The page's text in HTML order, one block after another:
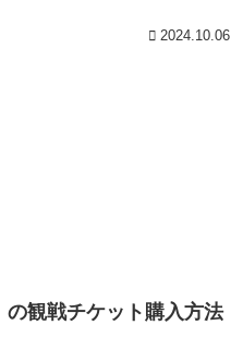
2024.10.06
観戦チケット購入方法